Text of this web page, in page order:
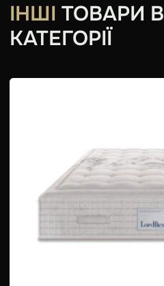
ІНШІ ТОВАРИ В
КАТЕГОРІЇ